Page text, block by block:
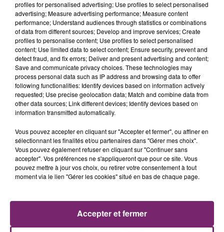
La Bulle - Guinguette éphémère
de Frelinghien !
profiles for personalised advertising; Use profiles to select personalised
advertising; Measure advertising performance; Measure content
performance; Understand audiences through statistics or combinations
of data from different sources; Develop and improve services; Create
profiles to personalise content; Use profiles to select personalised
content; Use limited data to select content; Ensure security, prevent and
detect fraud, and fix errors; Deliver and present advertising and content;
Save and communicate privacy choices. These technologies may
process personal data such as IP address and browsing data to offer
following functionalities: Identify devices based on information actively
requested; Use precise geolocation data; Match and combine data from
other data sources; Link different devices; Identify devices based on
information transmitted automatically.
Vous pouvez accepter en cliquant sur "Accepter et fermer", ou affiner en
sélectionnant les finalités et/ou partenaires dans "Gérer mes choix".
Vous pouvez également refuser en cliquant sur "Continuer sans
accepter". Vos préférences ne s'appliqueront que pour ce site. Vous
pouvez mettre à jour vos choix, ou retirer votre consentement à tout
moment via le lien "Gérer les cookies" situé en bas de chaque page.
Accepter et fermer